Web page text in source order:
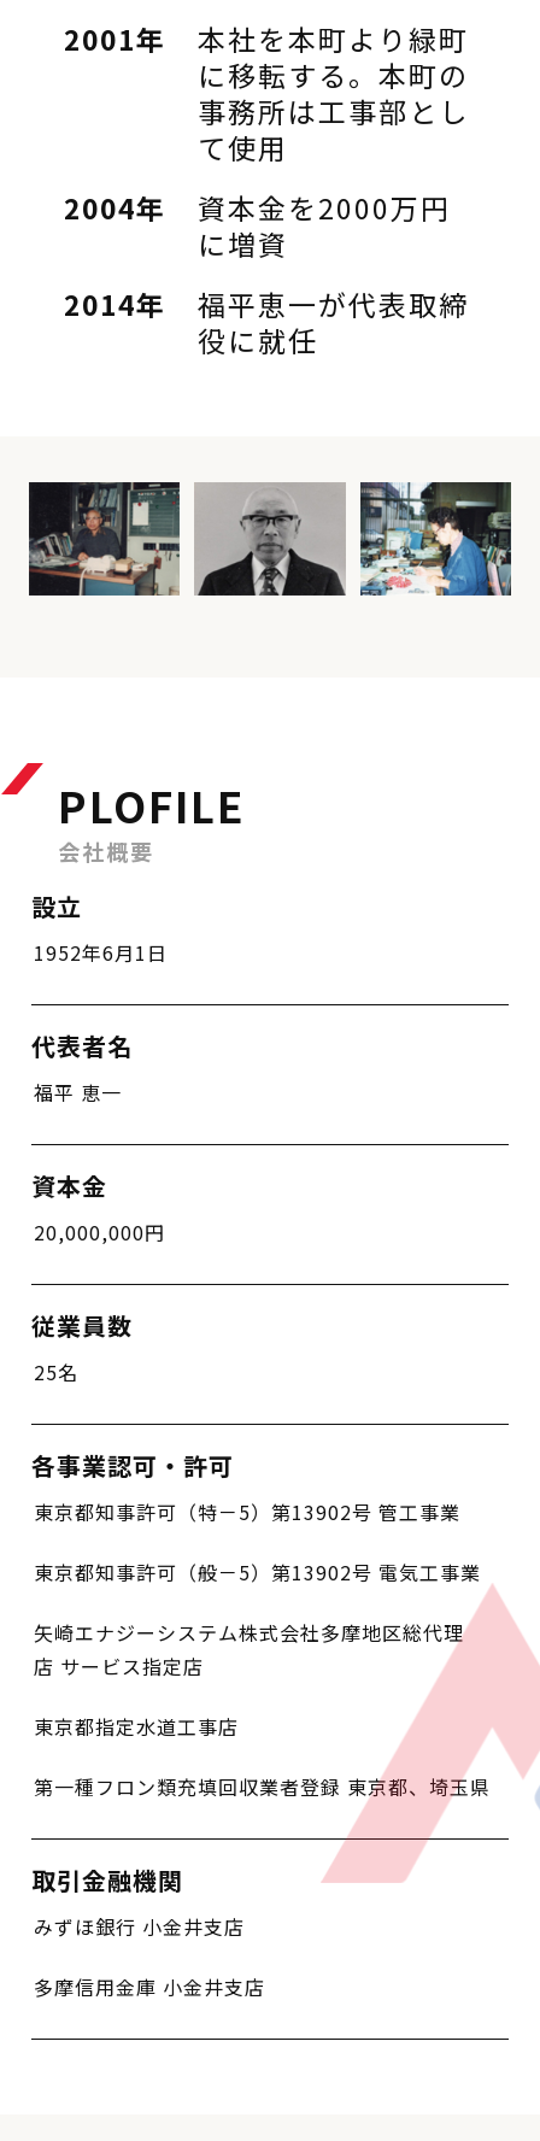
2001年
本社を本町より緑町
に移転する。本町の
事務所は工事部とし
て使用
2004年
資本金を2000万円
に増資
2014年
福平恵一が代表取締
役に就任
PLOFILE
会社概要
設立
1952年6月1日
代表者名
福平 恵一
資本金
20,000,000円
従業員数
25名
各事業認可・許可
東京都知事許可（特－5）第13902号 管工事業
東京都知事許可（般－5）第13902号 電気工事業
矢崎エナジーシステム株式会社多摩地区総代理
店 サービス指定店
東京都指定水道工事店
第一種フロン類充填回収業者登録 東京都、埼玉県
取引金融機関
みずほ銀行 小金井支店
多摩信用金庫 小金井支店